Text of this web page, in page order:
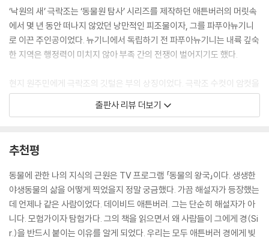
그들은 매일 같은 시간에 같은 장소에 오는 습관이 있어. 그리고는 항상 같
은 시간에 노래해. 그들은 1분 안에 그렇게 할 거야.’” 나는 인드리의 울음
소리를 어쭙잖게 흉내 내는 짓을 다시는 반복할 기분이 들지 않았다.
--- p.316~317
“오비리에 매우 인상적인 그림이 있다”는 앨런의 말만 믿고 우리는 곧장
그리로 차를 몰았다. 그 말은 허풍이 아니었다. 바위는 수평으로 층을 이루
었고, 서쪽에서는 거대한 돌판 하나가 허공으로 9미터 정도 튀어나와 약 1
5미터 높이에 거대한 천장을 형성했다. 이렇게 자연적으로 형성된 공개홀
다. (…) 이 웅장한 물고기들 사이에는 뱀목거북, 캥거루, 고아나, 에뮤 그
는 15미터였고, 너무 빽빽하고 여러 번 그려졌기 때문에 이전 그림의 머리
와 꼬리가 나중 그림의 아래로 튀어나와 있었다. 우리는 동굴을 탐험하며
흥분을 감추지 못했고, 새로운 변형, 다른 종류의 동물, 특별히 훌륭한 사
례를 발견할 때마다 서로를 불렀다.
‘낙원의 새’ 극락조는 ‘동물원 탐사’ 시리즈를 제작하던 애튼버러의 머릿속
에서 몇 년 동안 떠나지 않았던 낭만적인 피조물이자, 그를 파푸아뉴기니
로 이끈 주인공이었다. 뉴기니에서 독립하기 전 파푸아뉴기니는 내륙 깊숙
한 지역은 행정력이 미치지 않아 부족 간의 전쟁이 벌어지기도 했다.
현지 원주민에게 극락조의 깃털은 부의 상징이었다. 극락조 수컷이 암컷을
위한 과시행동을 하는 나무의 위치는 가족 외에는 공유하지 않았고, 점찍
어 둔 극락조를 다른 이가 먼저 잡으면 유혈사태가 일어날 정도로 극락조
파푸아뉴기니의 대표 극락조인 라기아나극락조 수컷은 소나무와 비슷한
카수아리나나무로 날아와 화려한 깃털을 가다듬고 목청 높여 노래를 부르
다가 가지를 뛰어다니며 격렬하게 춤을 췄다. 이 춤은 세 번이나 반복되었
고, 애튼버러는 영상을 충분히 기록할 수 있었다.
출판사 리뷰 더보기
추천평
동물에 관한 나의 지식의 근원은 TV 프로그램 「동물의 왕국」이다. 생생한
야생동물의 삶을 어떻게 찍었을지 정말 궁금했다. 가끔 해설자가 등장했는
데 언제나 같은 사람이었다. 데이비드 애튼버러. 그는 단순히 해설자가 아
니다. 모험가이자 탐험가다. 그의 책을 읽으면서 왜 사람들이 그에게 경(Si
r.)을 반드시 붙이는 이유를 알게 되었다. 우리는 모두 애튼버러 경에게 빚